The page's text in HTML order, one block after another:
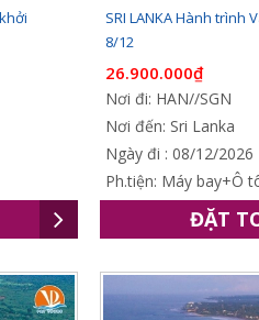
SRI LANKA Hành trình
8/12
26.900.000₫
Nơi đi: HAN//SGN
Nơi đến: Sri Lanka
Ngày đi : 08/12/2026
Ph.tiện: Máy bay+Ô
ĐẶT